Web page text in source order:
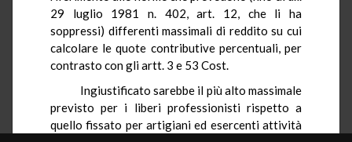
29 luglio 1981 n. 402, art. 12, che li ha
soppressi) differenti massimali di reddito su cui
calcolare le quote contributive percentuali, per
contrasto con gli artt. 3 e 53 Cost.
Ingiustificato sarebbe il più alto massimale
previsto per i liberi professionisti rispetto a
quello fissato per artigiani ed esercenti attività